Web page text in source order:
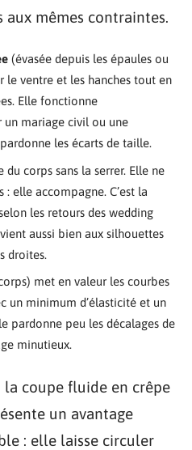
aux mêmes contraintes.
(évasée depuis les épaules ou
ventre et les hanches tout en
Elle fonctionne
mariage civil ou une
les écarts de taille.
corps sans la serrer. Elle ne
elle accompagne. C’est la
les retours des wedding
aussi bien aux silhouettes
droites.
met en valeur les courbes
un minimum d’élasticité et un
pardonne peu les décalages de
minutieux.
la coupe fluide en crêpe
un avantage
: elle laisse circuler